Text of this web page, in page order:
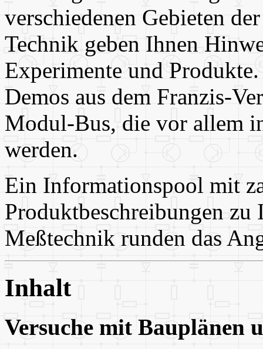
verschiedenen Gebieten
Technik geben Ihnen
Experimente und
Demos aus dem Franzis-
Modul-Bus, die vor allem
werden.
Ein Informationspool mit
Produktbeschreibungen zu
Meßtechnik runden das
Inhalt
Versuche mit Bauplänen